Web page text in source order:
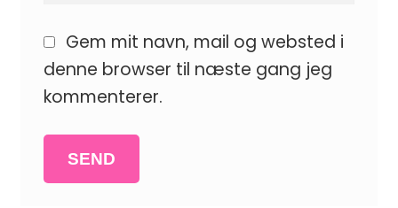
Gem mit navn, mail og websted i
denne browser til næste gang jeg
kommenterer.